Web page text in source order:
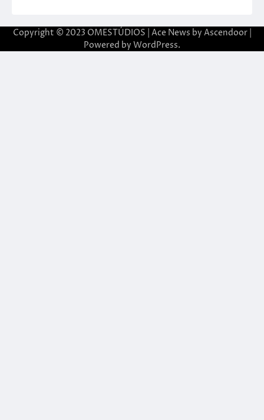
Copyright © 2023 OMESTÚDIOS | Ace News by Ascendoor|
Powered by WordPress.